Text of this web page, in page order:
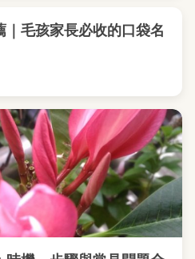
毛孩家長必收的口袋名